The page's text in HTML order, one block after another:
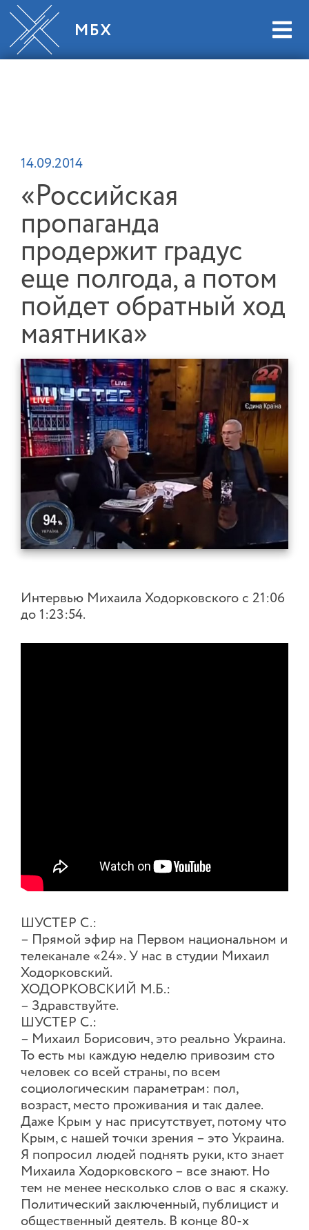
14.09.2014
«Российская
пропаганда
продержит градус
еще полгода, а потом
пойдет обратный ход
маятника»
Интервью Михаила Ходорковского с 21:06
до 1:23:54.
ШУСТЕР С.:
– Прямой эфир на Первом национальном и
телеканале «24». У нас в студии Михаил
Ходорковский.
ХОДОРКОВСКИЙ М.Б.:
– Здравствуйте.
ШУСТЕР С.:
– Михаил Борисович, это реально Украина.
То есть мы каждую неделю привозим сто
человек со всей страны, по всем
социологическим параметрам: пол,
возраст, место проживания и так далее.
Даже Крым у нас присутствует, потому что
Крым, с нашей точки зрения – это Украина.
Я попросил людей поднять руки, кто знает
Михаила Ходорковского – все знают. Но
тем не менее несколько слов о вас я скажу.
Политический заключенный, публицист и
общественный деятель. В конце 80-х